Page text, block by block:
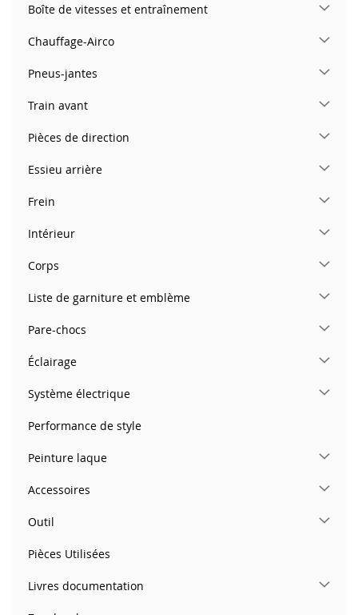
Boîte de vitesses et entraînement
Chauffage-Airco
Pneus-jantes
Train avant
Pièces de direction
Essieu arrière
Frein
Intérieur
Corps
Liste de garniture et emblème
Pare-chocs
Éclairage
Système électrique
Performance de style
Peinture laque
Accessoires
Outil
Pièces Utilisées
Livres documentation